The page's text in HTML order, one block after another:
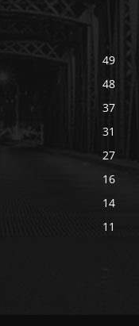
49
48
37
31
27
16
14
11